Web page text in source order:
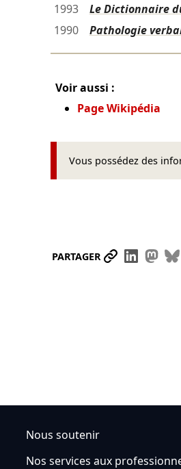
1993
Le Dictionnaire
1990
Pathologie
Voir aussi :
Page Wikipédia
Vous possédez des
PARTAGER Partager le
Nous soutenir
Nos services aux